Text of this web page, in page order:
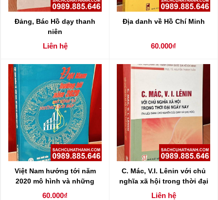
Đảng, Bác Hồ dạy thanh
niên
Liên hệ
Địa danh về Hồ Chí Minh
60.000₫
Việt Nam hướng tới năm
2020 mô hình và những
kịch bản
60.000₫
C. Mác, V.I. Lênin với chủ
nghĩa xã hội trong thời đại
ngày nay
Liên hệ